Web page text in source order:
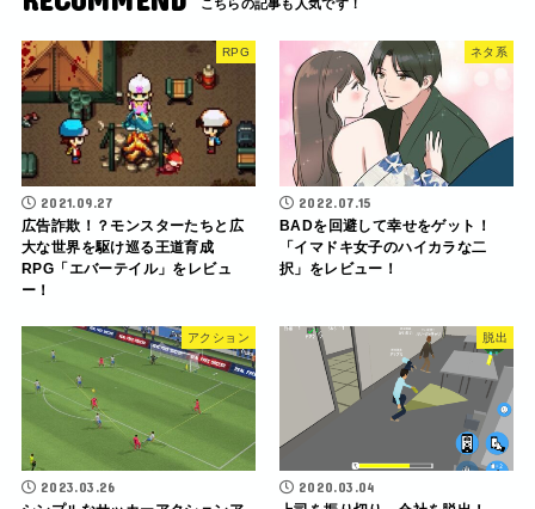
RPG
2021.09.27
広告詐欺！？モンスターたちと広
大な世界を駆け巡る王道育成
RPG「エバーテイル」をレビュ
ー！
ネタ系
2022.07.15
BADを回避して幸せをゲット！
「イマドキ女子のハイカラな二
択」をレビュー！
アクション
2023.03.26
脱出
2020.03.04